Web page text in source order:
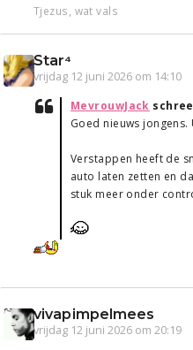
Tjezus, wat vals
Star⁴
vrijdag 12 juni 2026 om 14:10
MevrouwJack
Goed nieuws jongens.
Verstappen heeft de
auto laten zetten en
stuk meer onder
vivapimpelmees
vrijdag 12 juni 2026 om 20:19